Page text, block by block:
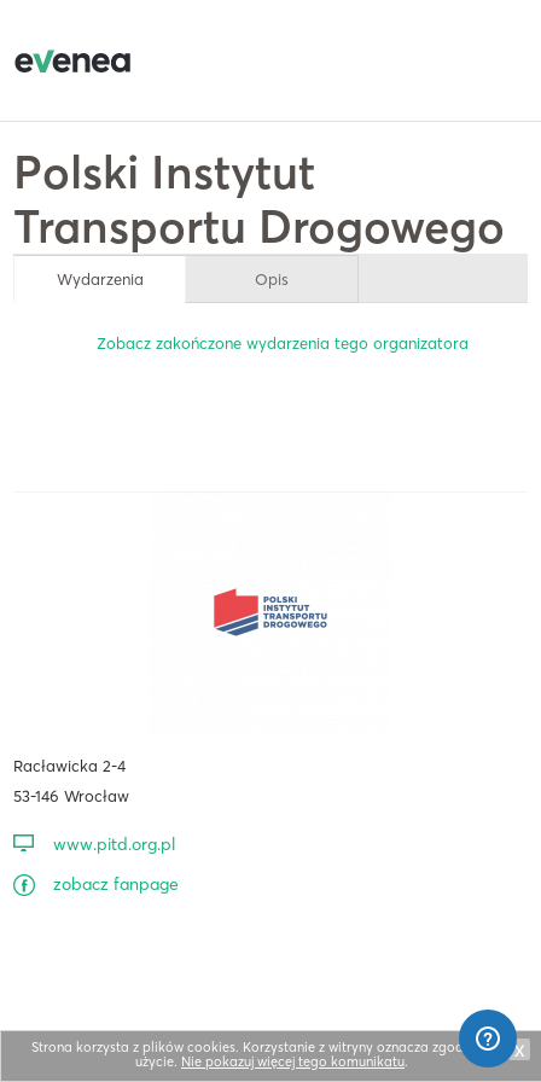
Polski Instytut
Transportu Drogowego
Wydarzenia Opis
Zobacz zakończone wydarzenia tego organizatora
Racławicka 2-4
53-146 Wrocław
www.pitd.org.pl
zobacz fanpage
Strona korzysta z plików cookies. Korzystanie z witryny oznacza zgodę na ich
użycie. Nie pokazuj więcej tego komunikatu.
X